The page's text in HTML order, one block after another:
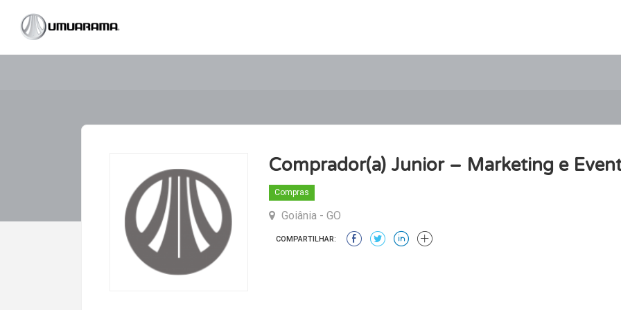
Comprador(a) Junior – Marketing e
Compras
Goiânia - GO
COMPARTILHAR: